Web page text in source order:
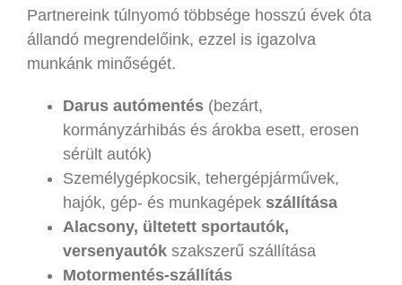
Partnereink túlnyomó többsége hosszú évek óta
állandó megrendelőink, ezzel is igazolva
munkánk minőségét.
Darus autómentés (bezárt,
kormányzárhibás és árokba esett, erosen
sérült autók)
Személygépkocsik, tehergépjárművek,
hajók, gép- és munkagépek szállítása
Alacsony, ültetett sportautók,
versenyautók szakszerű szállítása
Motormentés-szállítás